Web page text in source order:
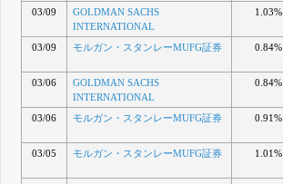
03/09
GOLDMAN SACHS
INTERNATIONAL
1.03%
03/09
モルガン・スタンレーMUFG証券 0.84%
03/06
GOLDMAN SACHS
INTERNATIONAL
0.84%
03/06
モルガン・スタンレーMUFG証券 0.91%
03/05
モルガン・スタンレーMUFG証券 1.01%